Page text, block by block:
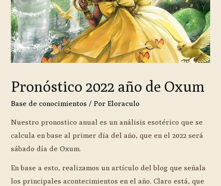
Pronóstico 2022 año de Oxum
Base de conocimientos / PorEloraculo
Nuestro pronostico anual es un análisis esotérico que se
calcula en base al primer día del año, que en el 2022 será
sábado día de Oxum.
En base a esto, realizamos un artículo del blog que señala
los principales acontecimientos en el año. Claro está, que